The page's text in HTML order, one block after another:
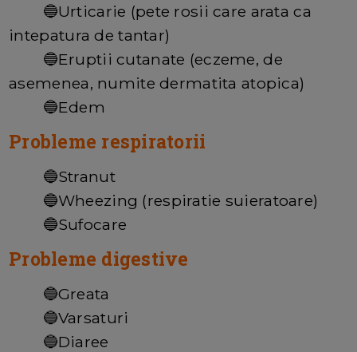
🔵Urticarie (pete rosii care arata ca
intepatura de tantar)
🔵Eruptii cutanate (eczeme, de
asemenea, numite dermatita atopica)
🔵Edem
Probleme respiratorii
🔵Stranut
🔵Wheezing (respiratie suieratoare)
🔵Sufocare
Probleme digestive
🔵Greata
🔵Varsaturi
🔵Diaree